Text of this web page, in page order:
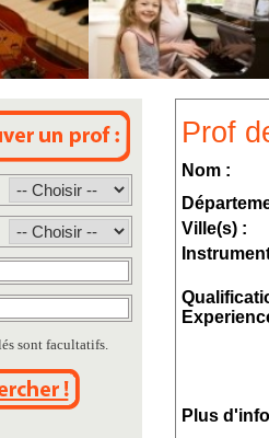
sont facultatifs.
Prof
Nom :
Ville(s) :
Plus